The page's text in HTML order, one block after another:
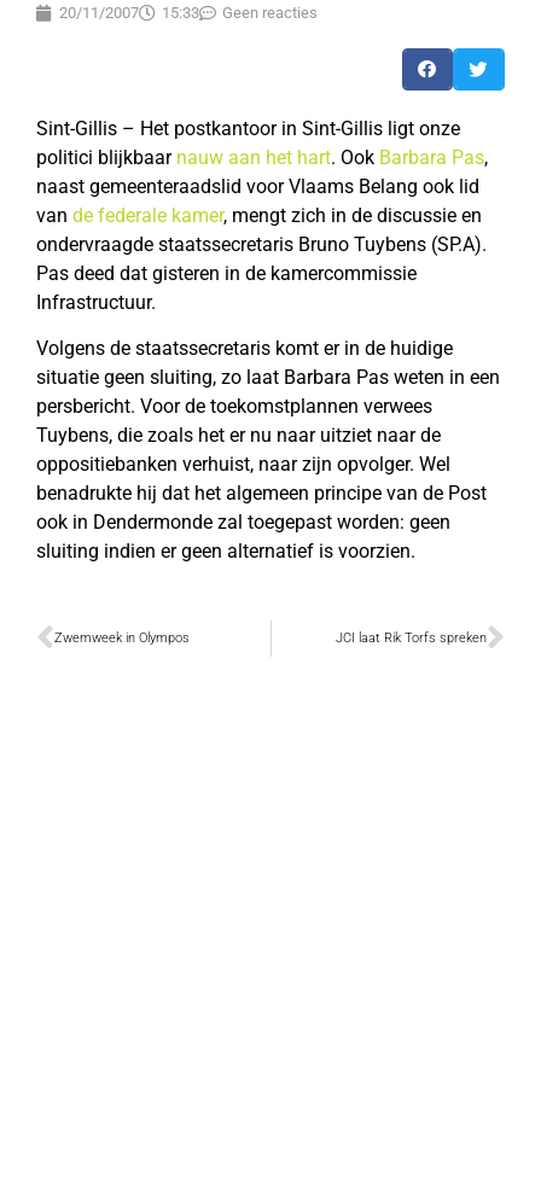
20/11/2007 15:33 Geen reacties
Sint-Gillis – Het postkantoor in Sint-Gillis ligt onze
politici blijkbaar nauw aan het hart. Ook Barbara Pas,
naast gemeenteraadslid voor Vlaams Belang ook lid
van de federale kamer, mengt zich in de discussie en
ondervraagde staatssecretaris Bruno Tuybens (SP.A).
Pas deed dat gisteren in de kamercommissie
Infrastructuur.
Volgens de staatssecretaris komt er in de huidige
situatie geen sluiting, zo laat Barbara Pas weten in een
persbericht. Voor de toekomstplannen verwees
Tuybens, die zoals het er nu naar uitziet naar de
oppositiebanken verhuist, naar zijn opvolger. Wel
benadrukte hij dat het algemeen principe van de Post
ook in Dendermonde zal toegepast worden: geen
sluiting indien er geen alternatief is voorzien.
Zwemweek in Olympos JCI laat Rik Torfs spreken